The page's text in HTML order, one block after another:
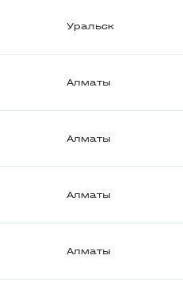
Уральск
Алматы
Алматы
Алматы
Алматы